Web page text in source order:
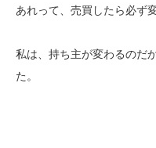
あれって、売買したら必ず
私は、持ち主が変わるのだ
た。